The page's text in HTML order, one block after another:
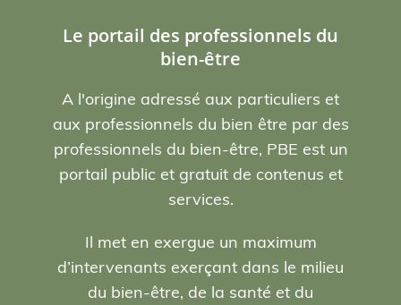
Le portail des professionnels du
bien-être
A l'origine adressé aux particuliers et
aux professionnels du bien être par des
professionnels du bien-être, PBE est un
portail public et gratuit de contenus et
services.
Il met en exergue un maximum
d’intervenants exerçant dans le milieu
du bien-être, de la santé et du